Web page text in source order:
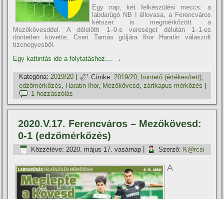
Egy nap, két felkészülési meccs: a
labdarúgó NB I éllovasa, a Ferencváros
kétszer is megmérkőzött a
Mezőkövesddel. A délelőtti 1–0-s vereséget délután 1–1-es
döntetlen követte, Cseri Tamás góljára Ihor Haratin válaszolt
tizenegyesből.
Egy kattintás ide a folytatáshoz.... →
Kategória: 2019/20 | Címke: 2019/20 ,büntető (értékesí­tett)
edzőmérkőzés, Haratin Ihor, Mezőkövesd,zártkapus mérkőzés
1 hozzászólás
2020.V.17. Ferencváros – Mezőkövesd:
0-1 (edzőmérkőzés)
Közzétéve: 2020. május 17. vasárnap Szerző: K@rcsi
A